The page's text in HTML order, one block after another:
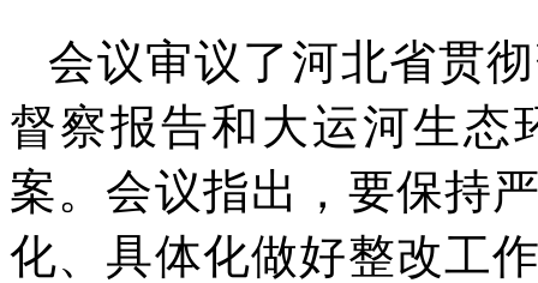
会议审议了河北省贯
督察报告和大运河生态
案。会议指出，要保持
化、具体化做好整改工